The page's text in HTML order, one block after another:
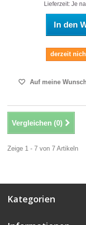
Lieferzeit: Je
In den
derzeit
Auf meine
Vergleichen (0)
Zeige 1 - 7 von 7 Artikeln
Kategorien